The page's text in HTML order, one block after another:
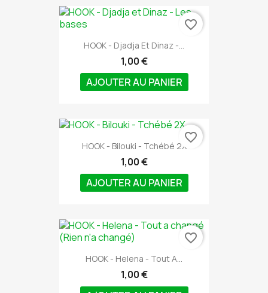
HOOK - Djadja Et Dinaz -...
1,00 €
AJOUTER AU PANIER
favorite_border
HOOK - Bilouki - Tchébé 2X
1,00 €
AJOUTER AU PANIER
favorite_border
HOOK - Helena - Tout A...
1,00 €
favorite_border